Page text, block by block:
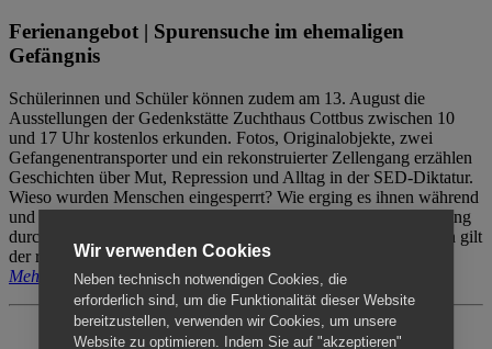
Ferienangebot | Spurensuche im ehemaligen
Gefängnis
Schülerinnen und Schüler können zudem am 13. August die
Ausstellungen der Gedenkstätte Zuchthaus Cottbus zwischen 10
und 17 Uhr kostenlos erkunden. Fotos, Originalobjekte, zwei
Gefangenentransporter und ein rekonstruierter Zellengang erzählen
Geschichten über Mut, Repression und Alltag in der SED-Diktatur.
Wieso wurden Menschen eingesperrt? Wie erging es ihnen während
und nach der Haft? Der Besuch erfolgt individuell ohne Betreuung
durch das Menschenrechtszentrum Cottbus. Für Begleitpersonen gilt
der reguläre Eintritt (8€ / ermäßigt 5€).
Mehr erfahren
Wir verwenden Cookies
Neben technisch notwendigen Cookies, die
erforderlich sind, um die Funktionalität dieser Website
bereitzustellen, verwenden wir Cookies, um unsere
Website zu optimieren. Indem Sie auf "akzeptieren"